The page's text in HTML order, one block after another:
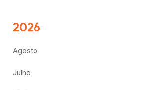
2026
Agosto
Julho